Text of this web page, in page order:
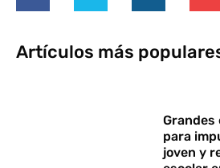
Artículos más
Grandes
para
joven y